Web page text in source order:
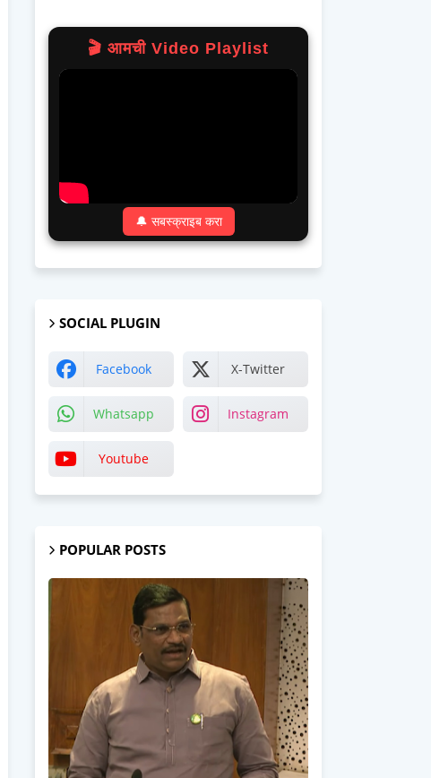
🎬 आमची Video Playlist
🔔 सबस्क्राइब करा
SOCIAL PLUGIN
Facebook X-Twitter
Whatsapp Instagram
Youtube
POPULAR POSTS